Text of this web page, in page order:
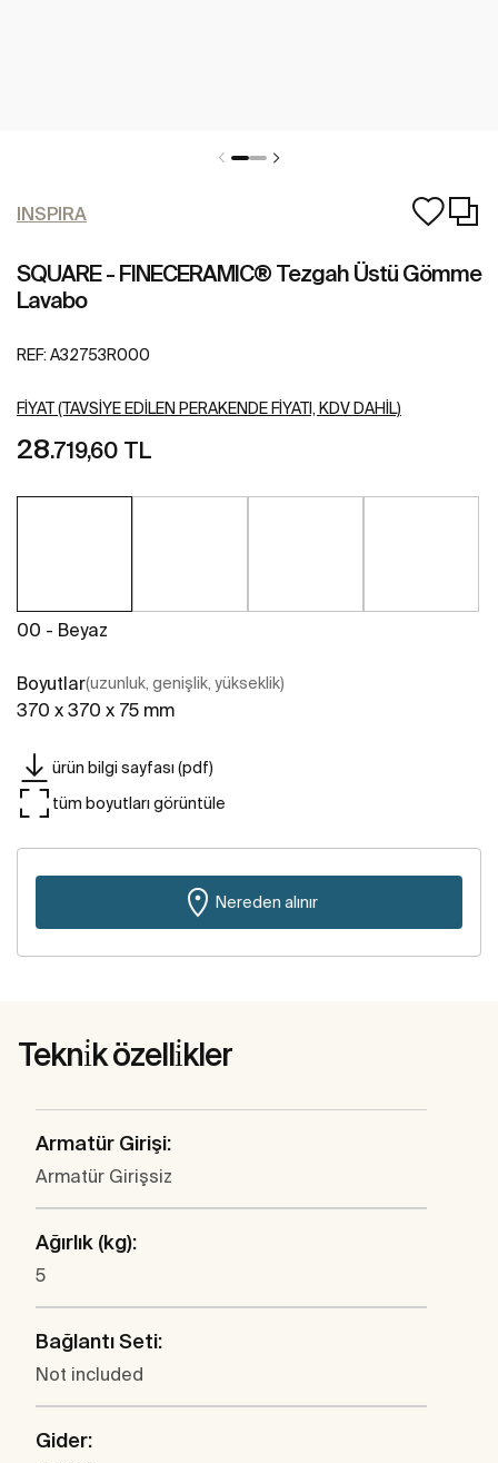
INSPIRA
SQUARE - FINECERAMIC® Tezgah Üstü Gömme
Lavabo
REF: A32753R000
FIYAT (TAVSIYE EDILEN PERAKENDE FIYATI, KDV DAHIL)
28.719,60 TL
00 - Beyaz
Boyutlar(uzunluk, genişlik, yükseklik)
370 x 370 x 75 mm
ürün bilgi sayfası (pdf)
tüm boyutları görüntüle
Nereden alınır
Tekni̇k özelli̇kler
Armatür Girişi:
Armatür Girişsiz
Ağırlık (kg):
5
Bağlantı Seti:
Not included
Gider: